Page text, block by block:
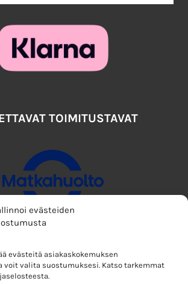
evästeiden
evästeitä asiakaskokemuksen
voit valita suostumuksesi. Katso tarkemmat
TOIMITUSTAVAT